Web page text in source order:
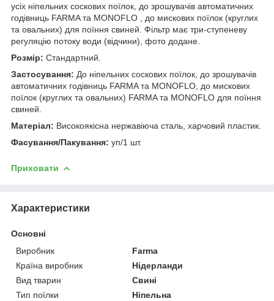
усіх ніпельних соскових поїлок, до зрошувачів автоматичних
годівниць FARMA та MONOFLO , до мискових поїлок (круглих
та овальних) для поїння свиней. Фільтр має три-ступеневу
регуляцію потоку води (відчини), фото додане.
Розмір: Стандартний.
Застосування: До ніпельних соскових поїлок, до зрошувачів
автоматичних годівниць FARMA та MONOFLO, до мискових
поїлок (круглих та овальних) FARMA та MONOFLO для поїння
свиней.
Матеріал: Високоякісна нержавіюча сталь, харчовий пластик.
Фасування/Пакування: уп/1 шт.
Приховати
Характеристики
Основні
Виробник
Farma
Країна виробник
Нідерланди
Вид тварин
Свині
Тип поїлки
Ніпельна